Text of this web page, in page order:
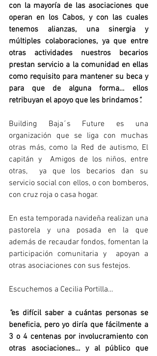
con la mayoría de las asociaciones que
operan en los Cabos, y con las cuales
tenemos alianzas, una sinergia y
múltiples colaboraciones, ya que entre
otras actividades nuestros becarios
prestan servicio a la comunidad en ellas
como requisito para mantener su beca y
para que de alguna forma… ellos
retribuyan el apoyo que les brindamos".
Building Baja´s Future es una
organización que se liga con muchas
otras más, como la Red de autismo, El
capitán y  Amigos de los niños, entre
otras,  ya que los becarios dan su
servicio social con ellos, o con bomberos,
con cruz roja o casa hogar.
En esta temporada navideña realizan una
pastorela y una posada en la que
además de recaudar fondos, fomentan la
participación comunitaria y  apoyan a
otras asociaciones con sus festejos.
Escuchemos a Cecilia Portilla…
"es difícil saber a cuántas personas se
beneficia, pero yo diría que fácilmente a
3 o 4 centenas por involucramiento con
otras asociaciones… y al público que